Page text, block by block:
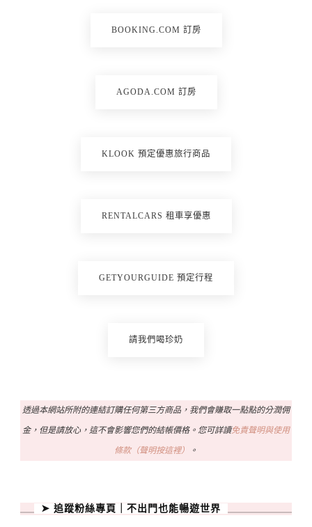
BOOKING.COM 訂房
AGODA.COM 訂房
KLOOK 預定優惠旅行商品
RENTALCARS 租車享優惠
GETYOURGUIDE 預定行程
請我們喝珍奶
透過本網站所附的連結訂購任何第三方商品，我們會賺取一點點的分潤佣
金，但是請放心，這不會影響您們的結帳價格。您可詳讀免責聲明與使用
條款（聲明按這裡） 。
➤ 追蹤粉絲專頁｜不出門也能暢遊世界